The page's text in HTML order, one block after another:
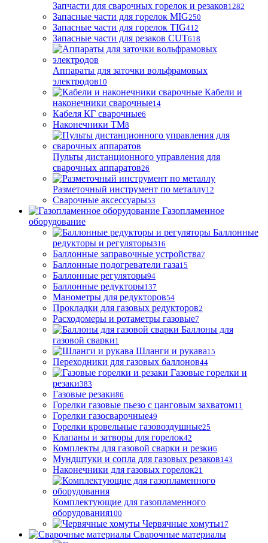
Запчасти для сварочных горелок и резаков1282
Запасные части для горелок MIG250
Запасные части для горелок TIG412
Запасные части для резаков CUT618
Аппараты для заточки вольфрамовых
электродов10
Кабели и
наконечники сварочные14
Кабеля КГ сварочные6
Наконечники ТМ8
Пульты дистанционного управления для
сварочных аппаратов26
Разметочный инструмент по металлу12
Сварочные аксессуары53
Газопламенное
оборудование
Баллонные
редукторы и регуляторы316
Баллонные заправочные устройства7
Баллонные подогреватели газа15
Баллонные регуляторы94
Баллонные редукторы137
Манометры для редукторов54
Прокладки для газовых редукторов2
Расходомеры и ротаметры газовые7
Баллоны для
газовой сварки1
Шланги и рукава15
Переходники для газовых баллонов44
Газовые горелки и
резаки383
Газовые резаки86
Горелки газовые пьезо с цанговым захватом11
Горелки газосварочные49
Горелки кровельные газовоздушные25
Клапаны и затворы для горелок42
Комплекты для газовой сварки и резки6
Мундштуки и сопла для газовых резаков143
Наконечники для газовых горелок21
Комплектующие для газопламенного
оборудования100
Червячные хомуты17
Сварочные материалы